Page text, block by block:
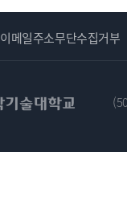
이메일주소무단수집거부